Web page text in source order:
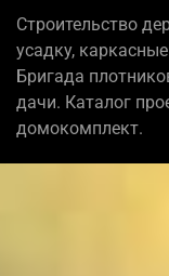
Строительство
усадку,
Бригада
дачи. Каталог
домокомплект.